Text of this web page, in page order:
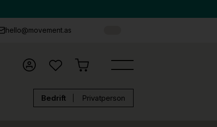
hello@movement.as
Bedrift Privatperson